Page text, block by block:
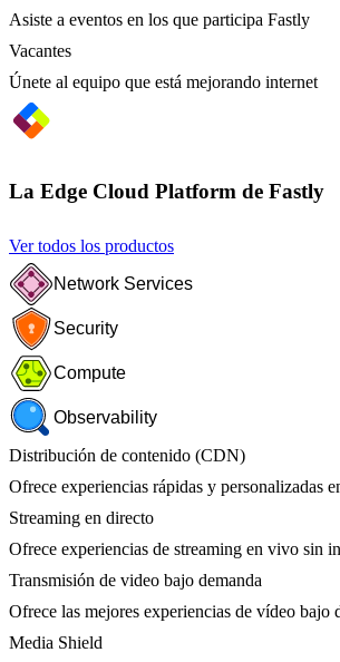
Asiste a eventos en los que participa Fastly
Vacantes
Únete al equipo que está mejorando internet
La Edge Cloud Platform de Fastly
Ver todos los productos
Network Services
Security
Compute
Observability
Distribución de contenido (CDN)
Ofrece experiencias rápidas y personalizadas
Streaming en directo
Ofrece experiencias de streaming en vivo sin
Transmisión de video bajo demanda
Ofrece las mejores experiencias de vídeo bajo
Media Shield